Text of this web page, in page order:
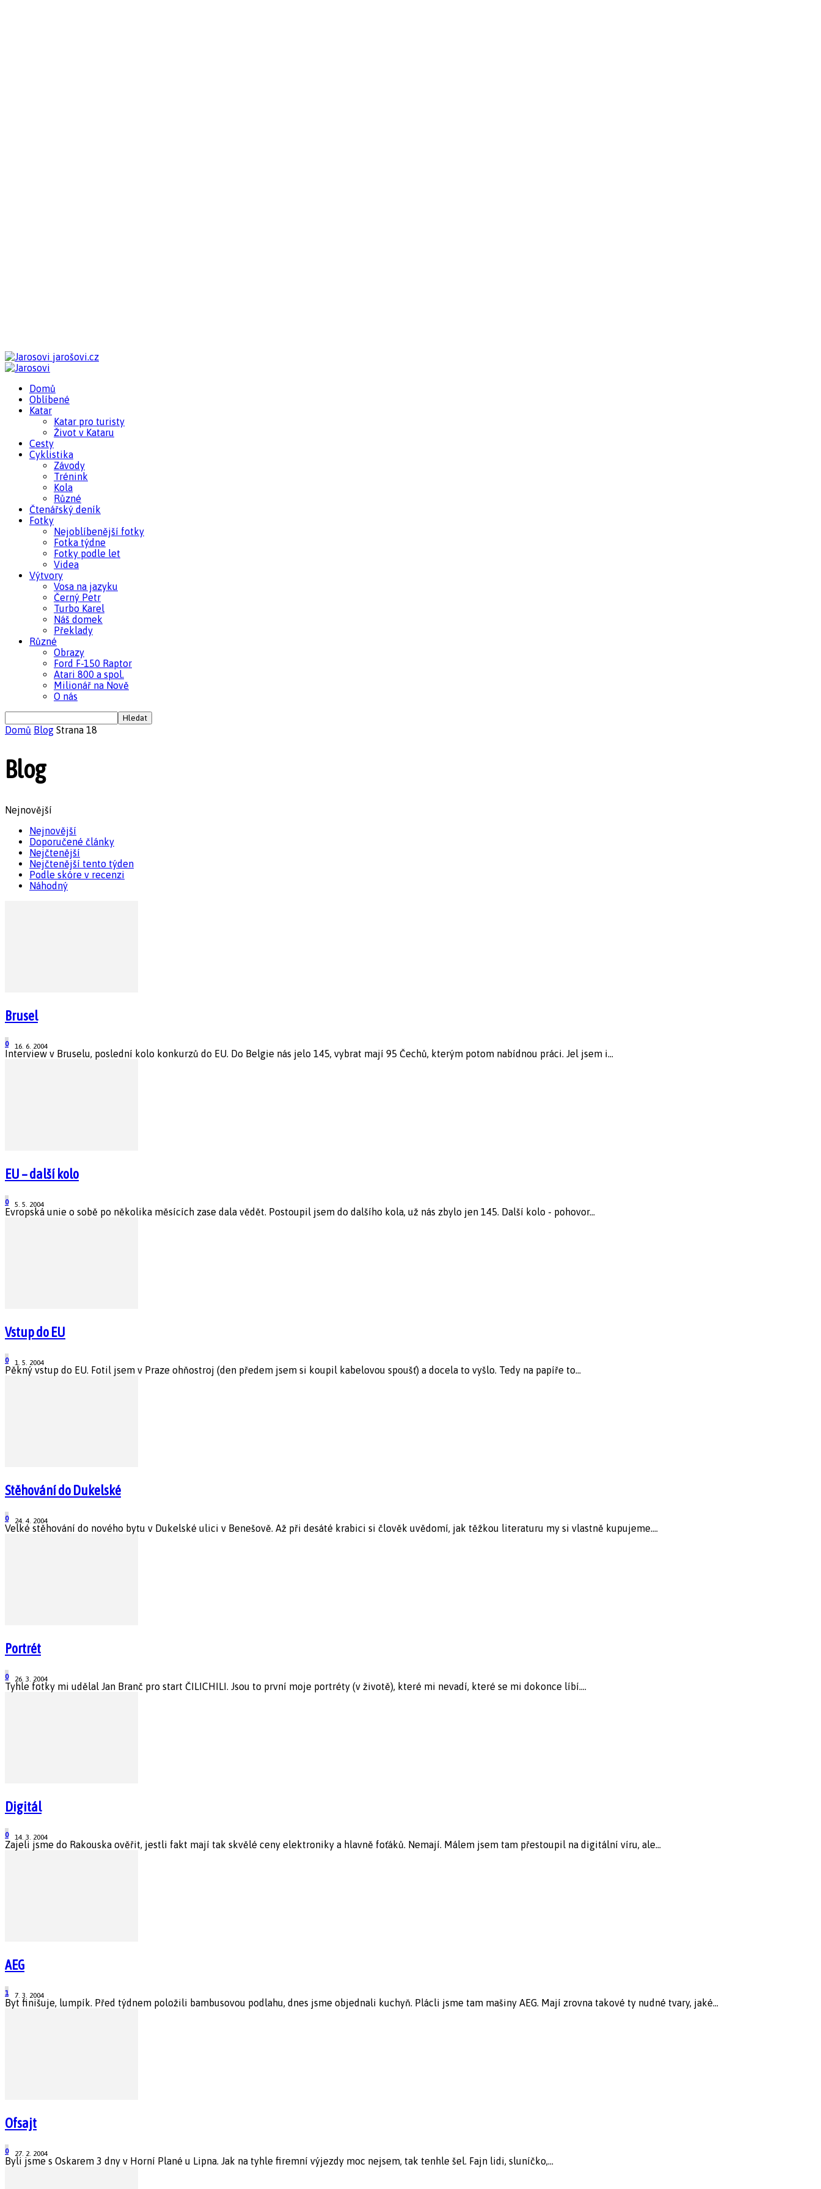
jarošovi.cz
Domů
Oblíbené
Katar
Katar pro turisty
Život v Kataru
Cesty
Cyklistika
Závody
Trénink
Kola
Různé
Čtenářský deník
Fotky
Nejoblíbenější fotky
Fotka týdne
Fotky podle let
Videa
Výtvory
Vosa na jazyku
Černý Petr
Turbo Karel
Náš domek
Překlady
Různé
Obrazy
Ford F-150 Raptor
Atari 800 a spol.
Milionář na Nově
O nás
Domů Blog Strana 18
Blog
Nejnovější
Nejnovější
Doporučené články
Nejčtenější
Nejčtenější tento týden
Podle skóre v recenzi
Náhodný
Brusel
16. 6. 2004
0
Interview v Bruselu, poslední kolo konkurzů do EU. Do Belgie nás jelo 145, vybrat mají 95 Čechů, kterým potom nabídnou práci. Jel jsem i...
EU – další kolo
5. 5. 2004
0
Evropská unie o sobě po několika měsících zase dala vědět. Postoupil jsem do dalšího kola, už nás zbylo jen 145. Další kolo - pohovor...
Vstup do EU
1. 5. 2004
0
Pěkný vstup do EU. Fotil jsem v Praze ohňostroj (den předem jsem si koupil kabelovou spoušť) a docela to vyšlo. Tedy na papíře to...
Stěhování do Dukelské
24. 4. 2004
0
Velké stěhování do nového bytu v Dukelské ulici v Benešově. Až při desáté krabici si člověk uvědomí, jak těžkou literaturu my si vlastně kupujeme....
Portrét
26. 3. 2004
0
Tyhle fotky mi udělal Jan Branč pro start ČILICHILI. Jsou to první moje portréty (v životě), které mi nevadí, které se mi dokonce líbí....
Digitál
14. 3. 2004
0
Zajeli jsme do Rakouska ověřit, jestli fakt mají tak skvělé ceny elektroniky a hlavně foťáků. Nemají. Málem jsem tam přestoupil na digitální víru, ale...
AEG
7. 3. 2004
1
Byt finišuje, lumpík. Před týdnem položili bambusovou podlahu, dnes jsme objednali kuchyň. Plácli jsme tam mašiny AEG. Mají zrovna takové ty nudné tvary, jaké...
Ofsajt
27. 2. 2004
0
Byli jsme s Oskarem 3 dny v Horní Plané u Lipna. Jak na tyhle firemní výjezdy moc nejsem, tak tenhle šel. Fajn lidi, sluníčko,...